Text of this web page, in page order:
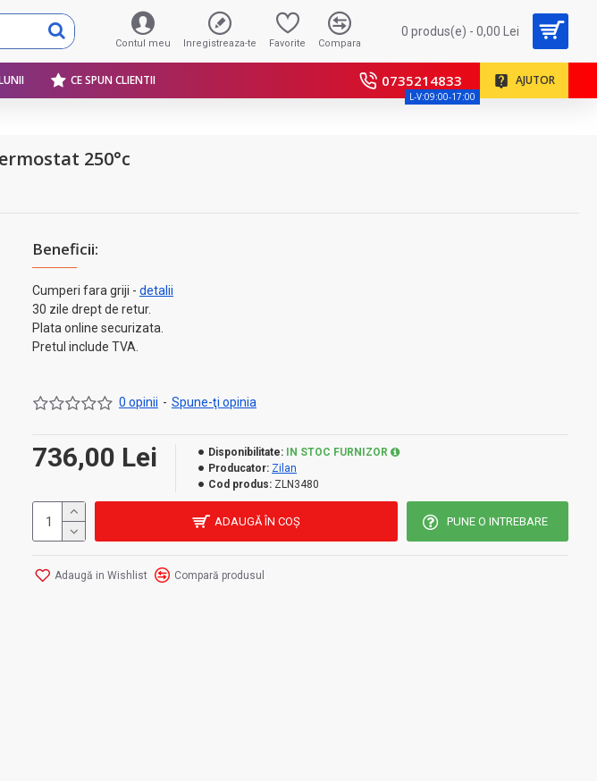
Contul meu Inregistreaza-te Favorite Compara
0 produs(e) - 0,00 Lei
CE SPUN CLIENTII 0735214833
L-V:09:00-17:00
AJUTOR
250°c
Beneficii:
Cumperi fara griji - detalii
30 zile drept de retur.
Plata online securizata.
Pretul include TVA.
0 opinii - Spune-ţi opinia
736,00 Lei Disponibilitate:
IN STOC FURNIZOR
Producator: Zilan
Cod produs: ZLN3480
ADAUGĂ ÎN COŞ PUNE O INTREBARE
Adaugă in Wishlist Compară produsul